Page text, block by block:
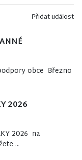
Přidat událost
obce Březno
2026
2026 na
...